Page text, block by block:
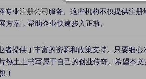
专业注册公司 服务。这些机构不仅提供注册
案，帮助企业快速步入正轨。
提供了丰富的资源和政策支持。只要细心
热土上书写属于自己的创业传奇。希望本文
！